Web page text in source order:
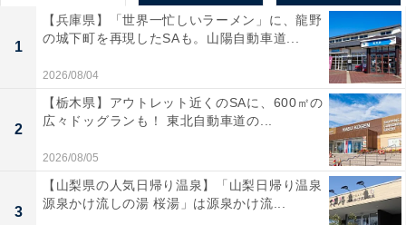
1
【兵庫県】「世界一忙しいラーメン」に、龍野
の城下町を再現したSAも。山陽自動車道...
2026/08/04
2
【栃木県】アウトレット近くのSAに、600㎡の
広々ドッグランも！ 東北自動車道の...
2026/08/05
3
【山梨県の人気日帰り温泉】「山梨日帰り温泉
源泉かけ流しの湯 桜湯」は源泉かけ流...